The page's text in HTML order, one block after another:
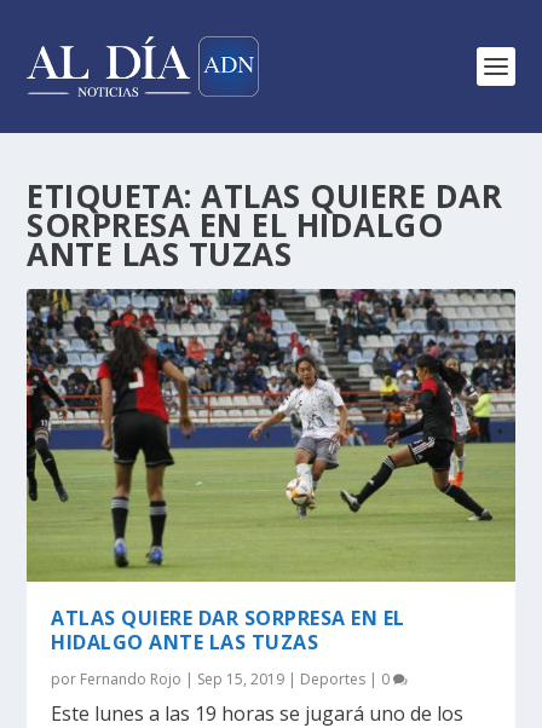
ETIQUETA:ATLAS QUIERE DAR
SORPRESA EN EL HIDALGO
ANTE LAS TUZAS
ATLAS QUIERE DAR SORPRESA EN EL
HIDALGO ANTE LAS TUZAS
por Fernando Rojo | Sep 15, 2019 | Deportes | 0
Este lunes a las 19 horas se jugará uno de los